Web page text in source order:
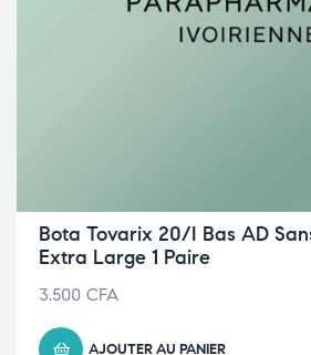
Bota Tovarix 20/I Bas AD
Extra Large 1 Paire
3.500 CFA
AJOUTER AU PANIER